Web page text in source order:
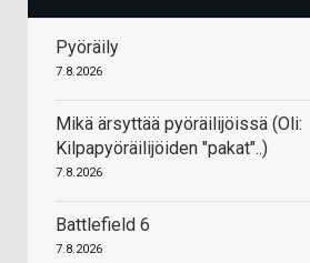
Pyöräily
7.8.2026
Mikä ärsyttää pyöräilijöissä (Oli:
Kilpapyöräilijöiden "pakat"..)
7.8.2026
Battlefield 6
7.8.2026